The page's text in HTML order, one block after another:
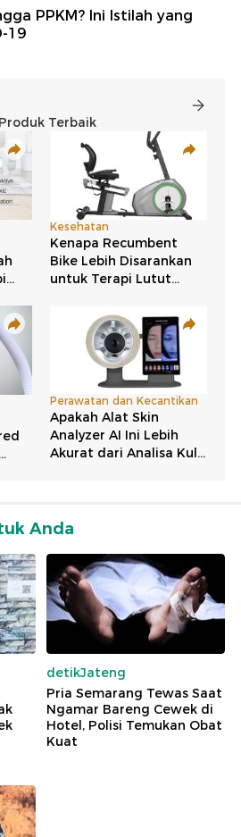
PPKM? Ini Istilah yang
19
Anda
detikJateng
Pria Semarang Tewas Saat
Ngamar Bareng Cewek di
Hotel, Polisi Temukan Obat
Kuat